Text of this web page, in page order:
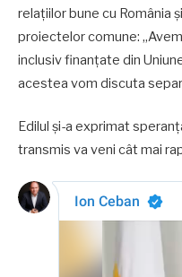
relațiilor bune cu România
proiectelor comune:
inclusiv finanțate din
acestea vom discuta
Edilul și-a exprimat
transmis va veni cât mai